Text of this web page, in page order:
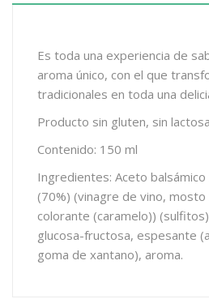
Es toda una experiencia de
aroma único, con el que
tradicionales en toda una
Producto sin gluten, sin
Contenido: 150 ml
Ingredientes: Aceto
(70%) (vinagre de vino,
colorante (caramelo))
glucosa-fructosa, espesante
goma de xantano), aroma.